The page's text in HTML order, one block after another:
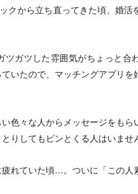
クから立ち直ってきた頃、婚活
ツガツした雰囲気がちょっと
いたので、マッチングアプリを
色々な人からメッセージをもら
りしてもピンとくる人はいませ
れていた頃…。ついに「この人